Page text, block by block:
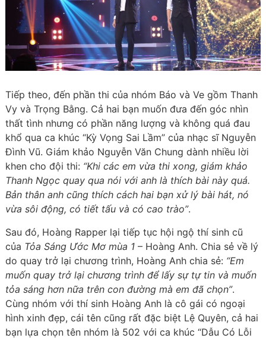
Tiếp theo, đến phần thi của nhóm Báo và Ve gồm Thanh
Vy và Trọng Bằng. Cả hai bạn muốn đưa đến góc nhìn
thất tình nhưng có phần năng lượng và không quá đau
khổ qua ca khúc “Kỳ Vọng Sai Lầm” của nhạc sĩ Nguyễn
Đình Vũ. Giám khảo Nguyễn Văn Chung dành nhiều lời
khen cho đội thi: “Khi các em vừa thi xong, giám khảo
Thanh Ngọc quay qua nói với anh là thích bài này quá.
Bản thân anh cũng thích cách hai bạn xử lý bài hát, nó
vừa sôi động, có tiết tấu và có cao trào”.
Sau đó, Hoàng Rapper lại tiếp tục hội ngộ thí sinh cũ
của Tỏa Sáng Ước Mơ mùa 1– Hoàng Anh. Chia sẻ về lý
do quay trở lại chương trình, Hoàng Anh chia sẻ: “Em
muốn quay trở lại chương trình để lấy sự tự tin và muốn
tỏa sáng hơn nữa trên con đường mà em đã chọn”.
Cùng nhóm với thí sinh Hoàng Anh là cô gái có ngoại
hình xinh đẹp, cái tên cũng rất đặc biệt Lệ Quyên, cả hai
bạn lựa chọn tên nhóm là 502 với ca khúc “Dẫu Có Lỗi